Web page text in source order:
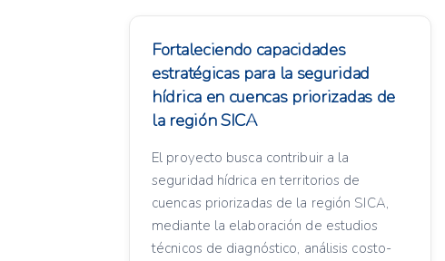
Fortaleciendo capacidades
estratégicas para la seguridad
hídrica en cuencas priorizadas de
la región SICA
El proyecto busca contribuir a la
seguridad hídrica en territorios de
cuencas priorizadas de la región SICA,
mediante la elaboración de estudios
técnicos de diagnóstico, análisis costo-